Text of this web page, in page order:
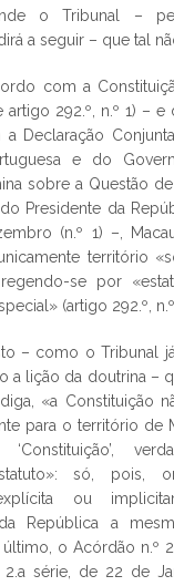
o Tribunal –
a seguir – que tal
com a
artigo 292.º, n.º 1) –
a Declaração
e do
sobre a Questão
Presidente da
(n.º 1) –,
território
se por
(artigo 292.º, n.º
– como o Tribunal
a lição da doutrina –
«a Constituição
para o território de
só, pois,
ou
República a
último, o Acórdão n.º
2.a série, de 22 de